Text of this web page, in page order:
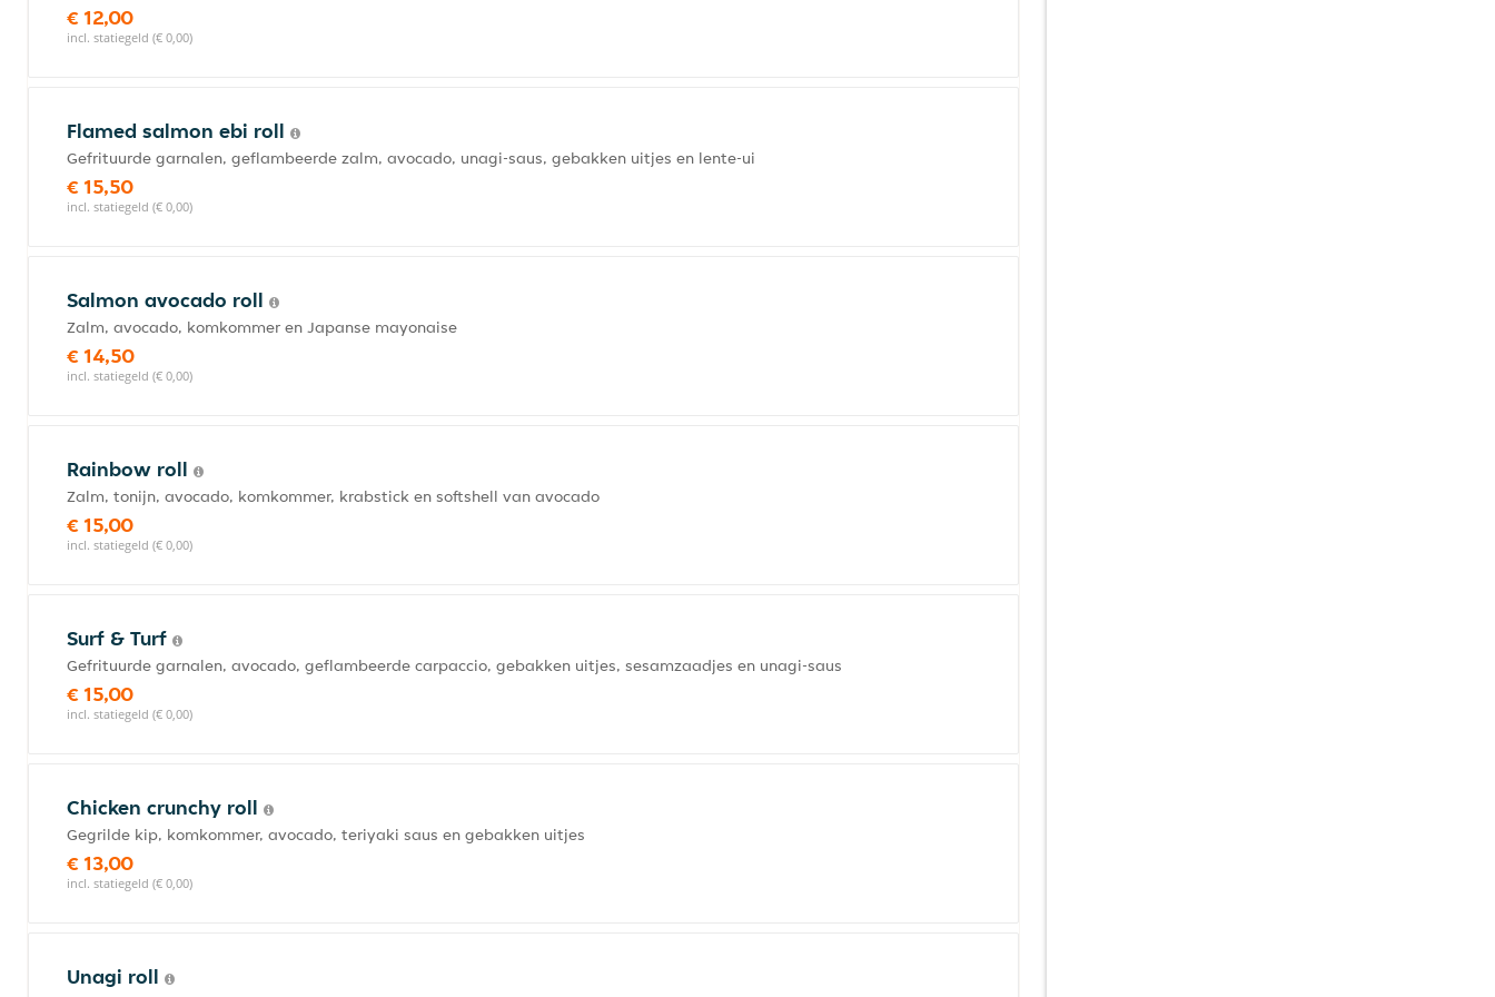
€ 12,00
incl. statiegeld (€ 0,00)
Flamed salmon ebi roll
Gefrituurde garnalen, geflambeerde zalm, avocado, unagi-saus, gebakken uitjes en lente-ui
€ 15,50
incl. statiegeld (€ 0,00)
Salmon avocado roll
Zalm, avocado, komkommer en Japanse mayonaise
€ 14,50
incl. statiegeld (€ 0,00)
Rainbow roll
Zalm, tonijn, avocado, komkommer, krabstick en softshell van avocado
€ 15,00
incl. statiegeld (€ 0,00)
Surf & Turf
Gefrituurde garnalen, avocado, geflambeerde carpaccio, gebakken uitjes, sesamzaadjes en unagi-saus
€ 15,00
incl. statiegeld (€ 0,00)
Chicken crunchy roll
Gegrilde kip, komkommer, avocado, teriyaki saus en gebakken uitjes
€ 13,00
incl. statiegeld (€ 0,00)
Unagi roll